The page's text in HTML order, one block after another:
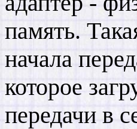
память.
начала
которое
передачи в